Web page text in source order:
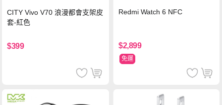
CITY Vivo V70 浪漫都會支架皮
套-紅色
$399
Redmi Watch 6 NFC
$2,899
免運